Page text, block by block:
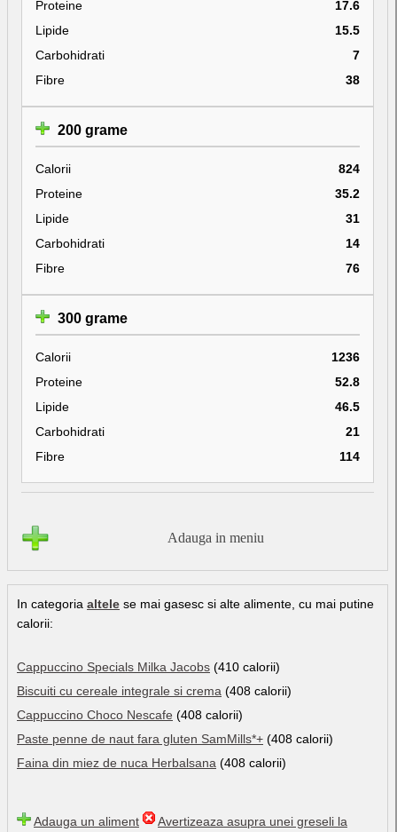
Proteine
17.6
Lipide
15.5
Carbohidrati
7
Fibre
38
200 grame
Calorii
824
Proteine
35.2
Lipide
31
Carbohidrati
14
Fibre
76
300 grame
Calorii
1236
Proteine
52.8
Lipide
46.5
Carbohidrati
21
Fibre
114
Adauga in meniu
In categoria altele se mai gasesc si alte alimente, cu mai putine
calorii:
Cappuccino Specials Milka Jacobs (410 calorii)
Biscuiti cu cereale integrale si crema (408 calorii)
Cappuccino Choco Nescafe (408 calorii)
Paste penne de naut fara gluten SamMills*+ (408 calorii)
Faina din miez de nuca Herbalsana (408 calorii)
Adauga un aliment
Avertizeaza asupra unei greseli la